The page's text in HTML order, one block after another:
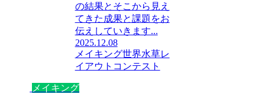
の結果とそこから見え
てきた成果と課題をお
伝えしていきます...
2025.12.08
メイキング世界水草レ
イアウトコンテスト
メイキング